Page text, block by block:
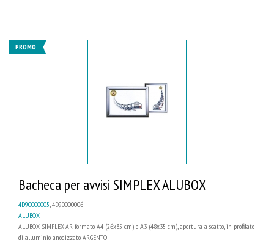
PROMO
Bacheca per avvisi SIMPLEX ALUBOX
4D90000005, 4D90000006
ALUBOX
ALUBOX SIMPLEX-AR formato A4 (26x35 cm) e A3 (48x35 cm), apertura a scatto, in profilato
di alluminio anodizzato ARGENTO